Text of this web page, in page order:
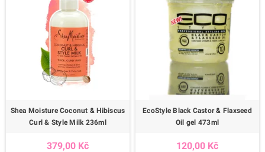
Shea Moisture Coconut & Hibiscus
Curl & Style Milk 236ml
379,00 Kč
EcoStyle Black Castor & Flaxseed
Oil gel 473ml
120,00 Kč